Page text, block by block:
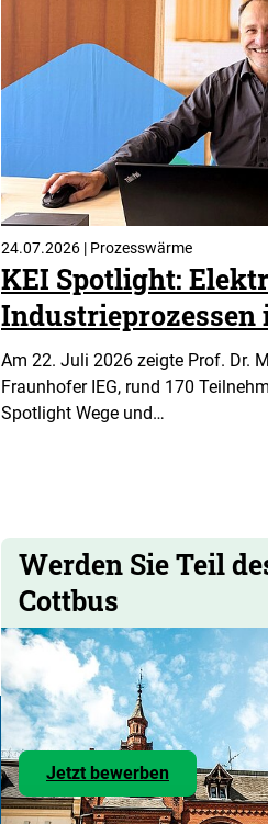
24.07.2026 | Prozesswärme
KEI Spotlight:
Industrieprozessen
Am 22. Juli 2026 zeigte Prof. Dr.
Fraunhofer IEG, rund 170
Spotlight Wege und…
Werden Sie Teil
Cottbus
Jetzt bewerben
den